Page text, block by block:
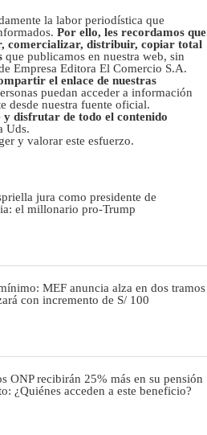
la labor periodística que
Por ello, les recordamos que
comercializar, distribuir, copiar total
que publicamos en nuestra web, sin
Empresa Editora El Comercio S.A.
el enlace de nuestras
puedan acceder a información
desde nuestra fuente oficial.
y disfrutar de todo el contenido
Uds.
y valorar este esfuerzo.
jura como presidente de
el millonario pro-Trump
MEF anuncia alza en dos tramos
con incremento de S/ 100
ONP recibirán 25% más en su pensión
¿Quiénes acceden a este beneficio?